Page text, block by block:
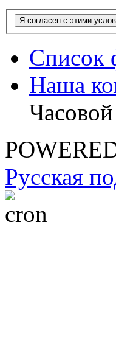
Список
Наша
Русская